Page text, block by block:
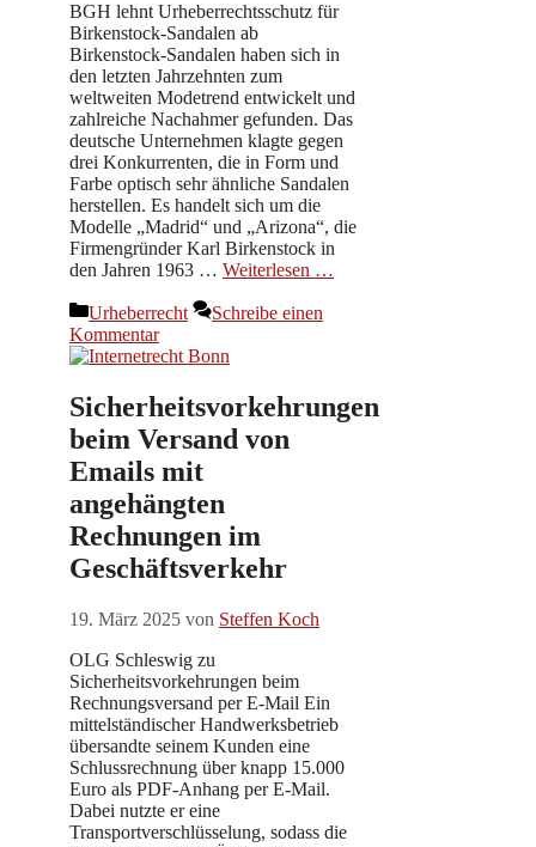
BGH lehnt Urheberrechtsschutz für
Birkenstock-Sandalen ab
Birkenstock-Sandalen haben sich in
den letzten Jahrzehnten zum
weltweiten Modetrend entwickelt und
zahlreiche Nachahmer gefunden. Das
deutsche Unternehmen klagte gegen
drei Konkurrenten, die in Form und
Farbe optisch sehr ähnliche Sandalen
herstellen. Es handelt sich um die
Modelle „Madrid“ und „Arizona“, die
Firmengründer Karl Birkenstock in
den Jahren 1963 … Weiterlesen …
Kategorien
Urheberrecht
Schreibe einen
Kommentar
Sicherheitsvorkehrungen
beim Versand von
Emails mit
angehängten
Rechnungen im
Geschäftsverkehr
19. März 2025 von Steffen Koch
OLG Schleswig zu
Sicherheitsvorkehrungen beim
Rechnungsversand per E-Mail Ein
mittelständischer Handwerksbetrieb
übersandte seinem Kunden eine
Schlussrechnung über knapp 15.000
Euro als PDF-Anhang per E-Mail.
Dabei nutzte er eine
Transportverschlüsselung, sodass die